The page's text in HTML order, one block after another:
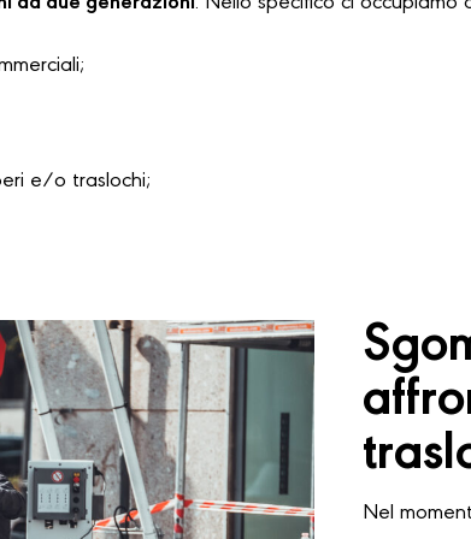
e/o traslochi;
Nel